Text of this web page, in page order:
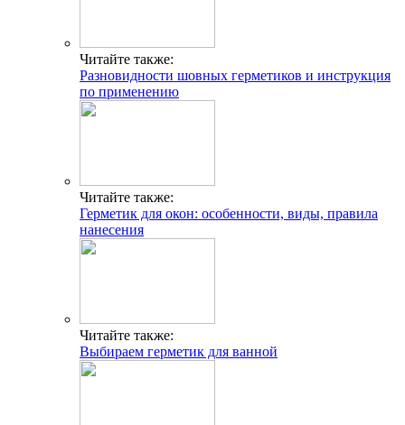
Читайте также:
Разновидности шовных герметиков и инструкция
по применению
Читайте также:
Герметик для окон: особенности, виды, правила
нанесения
Читайте также:
Выбираем герметик для ванной